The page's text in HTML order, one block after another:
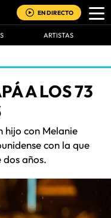
EN DIRECTO
ARTISTAS
A LOS 73
hijo con Melanie
con la que
años.